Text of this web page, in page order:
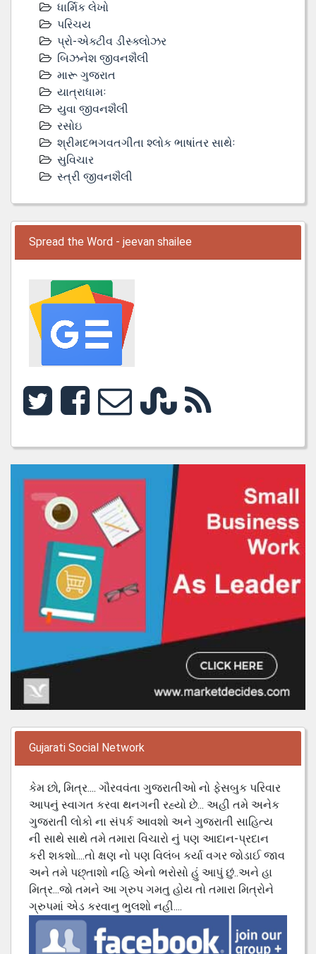
ધાર્મિક લેખો
પરિચય
પ્રો-એક્ટીવ ડીસ્‍ક્લોઝર
બિઝનેશ જીવનશૈલી
મારૂ ગુજરાત
યાત્રાધામઃ
યુવા જીવનશૈલી
રસોઇ
શ્રીમદભગવતગીતા શ્લોક ભાષાંતર સાથેઃ
સુવિચાર
સ્ત્રી જીવનશૈલી
Spread the Word - jeevan shailee
Gujarati Social Network
કેમ છો, મિત્ર.... ગૌરવવંતા ગુજરાતીઓ નો ફેસબુક પરિવાર
આપનું સ્વાગત કરવા થનગની રહ્યો છે... અહી તમે અનેક
ગુજરાતી લોકો ના સંપર્ક આવશો અને ગુજરાતી સાહિત્ય
ની સાથે સાથે તમે તમારા વિચારો નું પણ આદાન-પ્રદાન
કરી શકશો....તો ક્ષણ નો પણ વિલંબ કર્યા વગર જોડાઈ જાવ
અને તમે પછ્તાશો નહિ એનો ભરોસો હું આપું છું..અને હા
મિત્ર...જો તમને આ ગ્રુપ ગમતુ હોય તો તમારા મિત્રોને
ગ્રુપમાં એડ કરવાનુ ભુલશો નહી....